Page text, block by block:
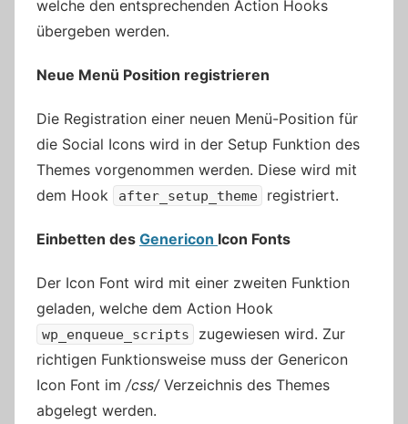
welche den entsprechenden Action Hooks
übergeben werden.
Neue Menü Position registrieren
Die Registration einer neuen Menü-Position für
die Social Icons wird in der Setup Funktion des
Themes vorgenommen werden. Diese wird mit
dem Hook
after_setup_theme registriert.
Einbetten des Genericon Icon Fonts
Der Icon Font wird mit einer zweiten Funktion
geladen, welche dem Action Hook
wp_enqueue_scripts
zugewiesen wird. Zur
richtigen Funktionsweise muss der Genericon
Icon Font im /css/Verzeichnis des Themes
abgelegt werden.